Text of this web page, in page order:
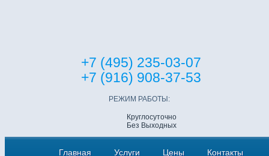
+7 (495) 235-03-07
+7 (916) 908-37-53
РЕЖИМ РАБОТЫ:
Круглосуточно
Без Выходных
Главная Услуги Цены Контакты